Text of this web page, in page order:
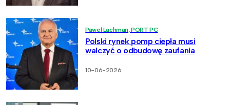
Paweł Lachman, PORT PC
Polski rynek pomp ciepła musi
walczyć o odbudowę zaufania
10-06-2026